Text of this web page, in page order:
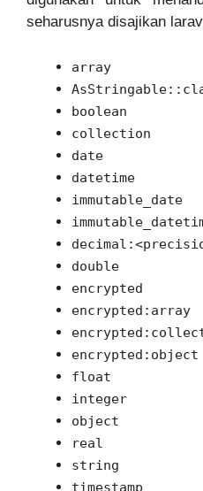
seharusnya disajikan
array
boolean
collection
date
datetime
immutable_date
double
encrypted
encrypted:array
encrypted:object
float
integer
object
real
string
timestamp